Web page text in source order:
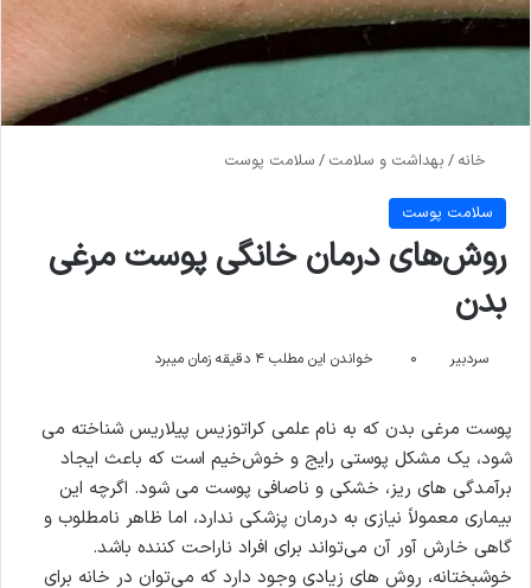
خانه / بهداشت و سلامت / سلامت پوست
سلامت پوست
روش‌های درمان خانگی پوست مرغی
بدن
سردبیر ۰ خواندن این مطلب ۴ دقیقه زمان میبرد
پوست مرغی بدن که به نام علمی کراتوزیس پیلاریس شناخته می
شود، یک مشکل پوستی رایج و خوش‌خیم است که باعث ایجاد
برآمدگی های ریز، خشکی و ناصافی پوست می شود. اگرچه این
بیماری معمولاً نیازی به درمان پزشکی ندارد، اما ظاهر نامطلوب و
گاهی خارش آور آن می‌تواند برای افراد ناراحت کننده باشد.
خوشبختانه، روش های زیادی وجود دارد که می‌توان در خانه برای